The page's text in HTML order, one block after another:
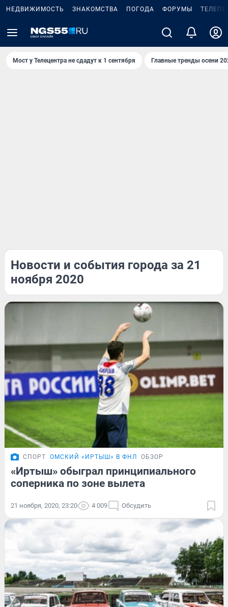
НЕДВИЖИМОСТЬ ЗНАКОМСТВА ПОГОДА ФОРУМЫ
Мост у Телецентра не сдадут к 1 сентября Главные тренды осени
Новости и события города за 21
ноября 2020
СПОРТ ОМСКИЙ «ИРТЫШ» В ФНЛ ОБЗОР
«Иртыш» обыграл принципиального
соперника по зоне вылета
21 ноября, 2020, 23:20 4 009 Обсудить